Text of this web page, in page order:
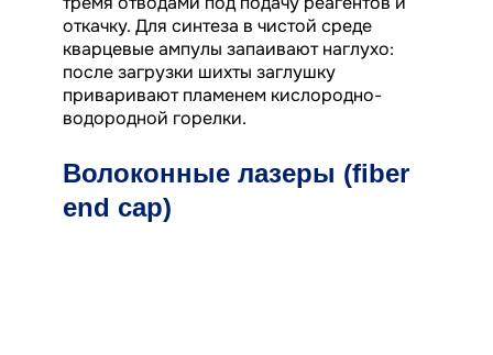
откачку. Для синтеза в чистой среде
кварцевые ампулы запаивают наглухо:
после загрузки шихты заглушку
приваривают пламенем кислородно-
водородной горелки.
Волоконные лазеры (fiber
end cap)